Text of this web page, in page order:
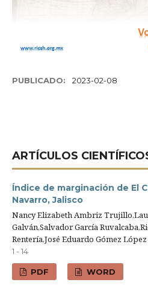
PUBLICADO: 2023-02-08
ARTÍ­CULOS
Índice de marginación de El
Navarro, Jalisco
Nancy Elizabeth Ambriz
Galván,Salvador García
Rentería,José Eduardo Gómez López
1 - 14
PDF WORD